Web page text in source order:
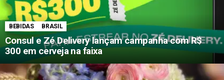
BEBIDAS BRASIL
Consul e Zé Delivery lançam campanha com R$
300 em cerveja na faixa